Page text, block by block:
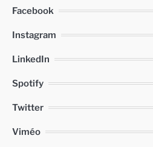
Facebook
Instagram
LinkedIn
Spotify
Twitter
Viméo